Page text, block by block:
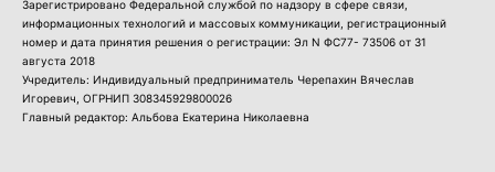
Зарегистрировано Федеральной службой по надзору в сфере связи,
информационных технологий и массовых коммуникации, регистрационный
номер и дата принятия решения о регистрации: Эл N ФС77- 73506 от 31
августа 2018
Учредитель: Индивидуальный предприниматель Черепахин Вячеслав
Игоревич, ОГРНИП 308345929800026
Главный редактор: Альбова Екатерина Николаевна